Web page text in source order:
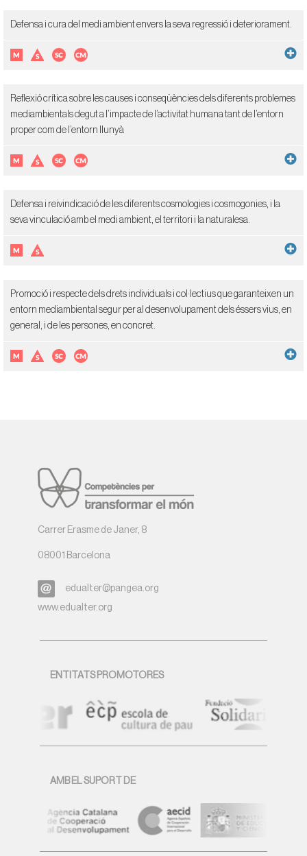
Defensa i cura del medi ambient envers la seva regressió i deteriorament.
Reflexió crítica sobre les causes i conseqüències dels diferents problemes
mediambientals degut a l’impacte de l’activitat humana tant de l’entorn
proper com de l’entorn llunyà
Defensa i reivindicació de les diferents cosmologies i cosmogonies, i la
seva vinculació amb el medi ambient, el territori i la naturalesa.
Promoció i respecte dels drets individuals i col·lectius que garanteixen un
entorn mediambiental segur per al desenvolupament dels éssers vius, en
general, i de les persones, en concret.
Carrer Erasme de Janer, 8
08001 Barcelona
edualter@pangea.org
www.edualter.org
ENTITATS PROMOTORES
AMB EL SUPORT DE